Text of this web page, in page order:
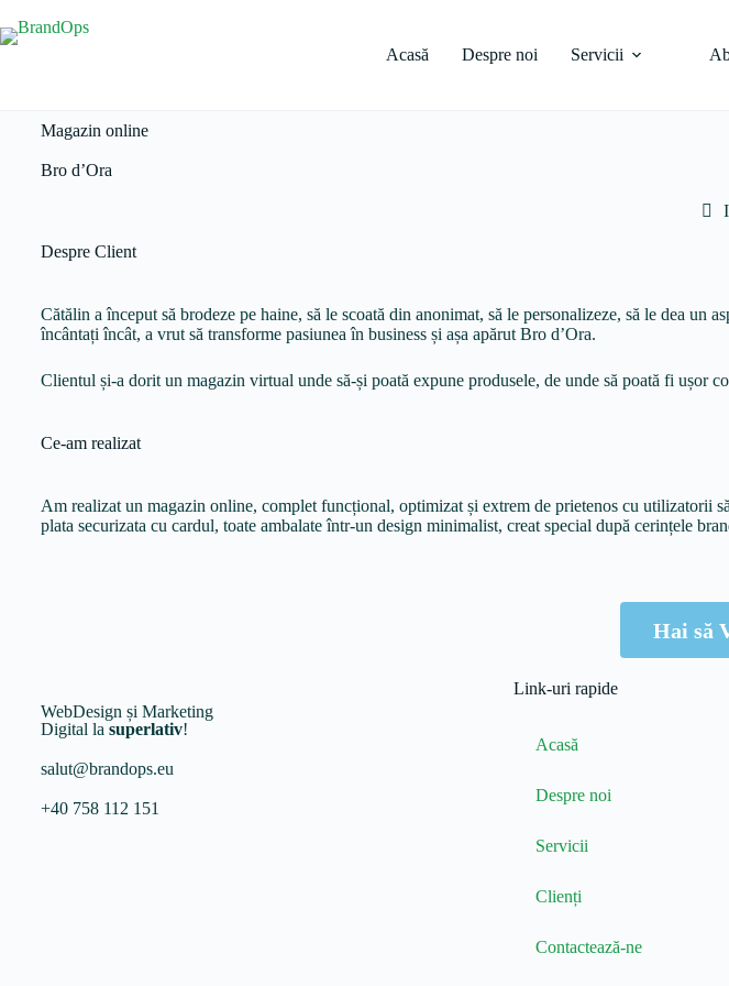
Acasă Despre noi Servicii
Magazin online
Bro d’Ora
Despre Client
Cătălin a început să brodeze pe haine, să le scoată din anonimat, să le personalizeze, să le dea un
încântați încât, a vrut să transforme pasiunea în business și așa apărut Bro d’Ora.
Clientul și-a dorit un magazin virtual unde să-și poată expune produsele, de unde să poată fi ușor
Ce-am realizat
Am realizat un magazin online, complet funcțional, optimizat și extrem de prietenos cu
plata securizata cu cardul, toate ambalate într-un design minimalist, creat special după cerințele
Hai să
WebDesign și Marketing
Digital la superlativ!
salut@brandops.eu
+40 758 112 151
Link-uri rapide
Acasă
Despre noi
Servicii
Clienți
Contactează-ne